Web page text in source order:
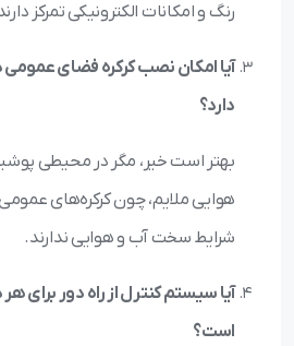
رنگ و امکانات الکترونیکی تمرکز
آیا امکان نصب کرکره فضای
دارد؟
بهتر است خیر، مگر در محیطی
هوایی ملایم، چون کرکره‌های
شرایط سخت آب و هوایی ندارند.
آیا سیستم کنترل از راه دور برای
است؟